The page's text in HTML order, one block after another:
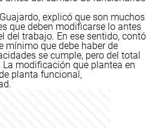
explicó que son muchos
que deben modificarse lo antes
del trabajo. En ese sentido, contó
mínimo que debe haber de
se cumple, pero del total
modificación que plantea en
planta funcional,